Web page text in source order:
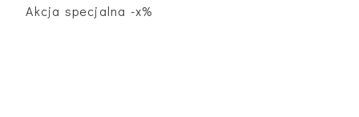
Akcja specjalna -x%